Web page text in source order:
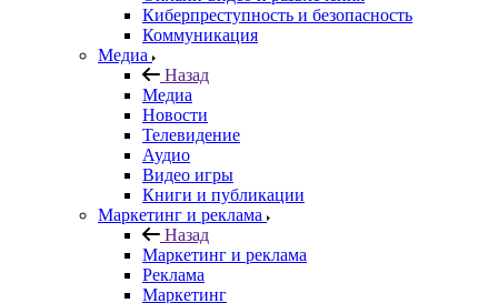
Киберпреступность и безопасность
Коммуникация
Медиа
Назад
Медиа
Новости
Телевидение
Аудио
Видео игры
Книги и публикации
Маркетинг и реклама
Назад
Маркетинг и реклама
Реклама
Маркетинг